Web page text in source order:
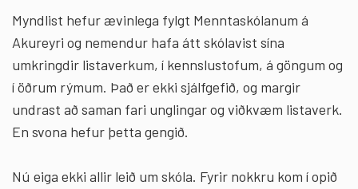
Myndlist hefur ævinlega fylgt Menntaskólanum á
Akureyri og nemendur hafa átt skólavist sína
umkringdir listaverkum, í kennslustofum, á göngum og
í öðrum rýmum. Það er ekki sjálfgefið, og margir
undrast að saman fari unglingar og viðkvæm listaverk.
En svona hefur þetta gengið.
Nú eiga ekki allir leið um skóla. Fyrir nokkru kom í opið